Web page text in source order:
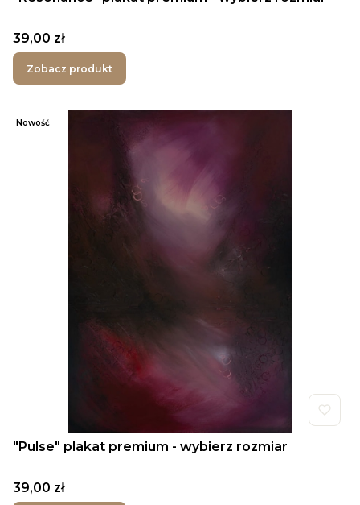
Cena
39,00 zł
Zobacz produkt
Nowość
"Pulse" plakat premium - wybierz rozmiar
Cena
39,00 zł